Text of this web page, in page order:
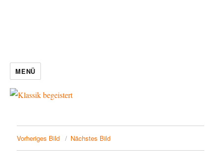
MENÜ
Vorheriges Bild Nächstes Bild